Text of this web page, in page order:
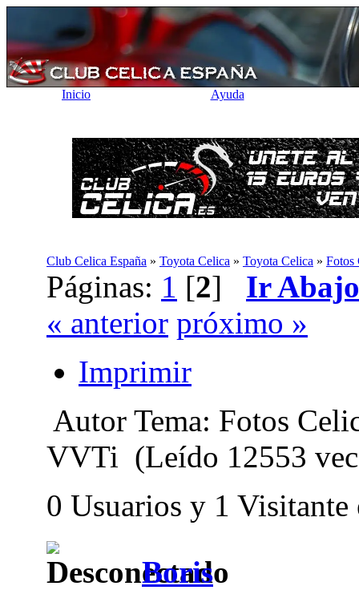
Inicio Ayuda
Club Celica España » Toyota Celica » Toyota Celica »
Páginas: 1 [2] Ir Abajo
« anterior próximo »
Imprimir
Autor Tema: Fotos
VVTi (Leído 12553
0 Usuarios y 1 Visitante
Boris